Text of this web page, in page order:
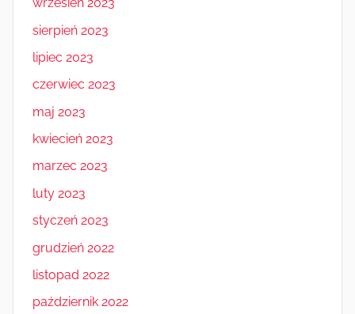
sierpień 2023
lipiec 2023
czerwiec 2023
maj 2023
kwiecień 2023
marzec 2023
luty 2023
styczeń 2023
grudzień 2022
listopad 2022
październik 2022